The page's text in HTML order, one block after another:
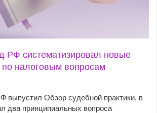
РФ систематизировал новые
по налоговым вопросам
выпустил Обзор судебной практики, в
два принципиальных вопроса